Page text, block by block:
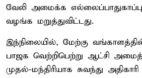
வேலி அமைக்க
வழங்க மறுத்துவிட்டது.
இந்நிலையில், மேற்கு
பாஜக வெற்றிபெற்று ஆட்சி
முதல்-மந்திரியாக சுவந்து